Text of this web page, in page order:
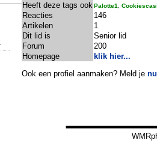
Heeft deze tags ookPalotte1
Reacties
146
Artikelen
1
Dit lid is
Senior lid
Forum
200
Homepage
klik hier...
Ook een profiel aanmaken? Meld je